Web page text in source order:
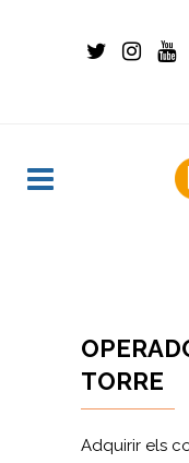
TORRE
Adquirir els